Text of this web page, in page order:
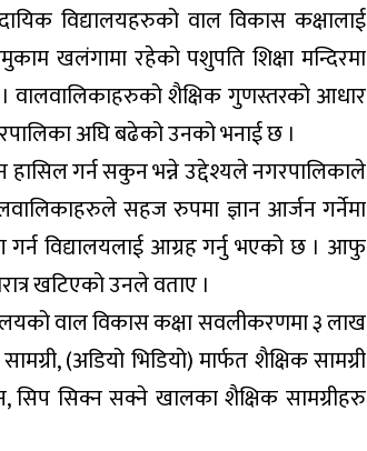
विद्यालयहरुको वाल विकास कक्षालाई
खलंगामा रहेको पशुपति शिक्षा मन्दिरमा
वालवालिकाहरुको शैक्षिक गुणस्तरको आधार
अघि बढेको उनको भनाई छ ।
हासिल गर्न सकुन भन्ने उद्देश्यले नगरपालिकाले
सहज रुपमा ज्ञान आर्जन गर्नेमा
गर्न विद्यालयलाई आग्रह गर्नु भएको छ । आफु
खटिएको उनले वताए ।
वाल विकास कक्षा सवलीकरणमा ३ लाख
(अडियो भिडियो) मार्फत शैक्षिक सामग्री
सिप सिक्न सक्ने खालका शैक्षिक सामग्रीहरु